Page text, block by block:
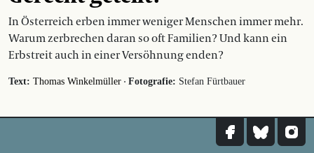
In Österreich erben immer weniger Menschen immer mehr.
Warum zerbrechen daran so oft Familien? Und kann ein
Erbstreit auch in einer Versöhnung enden?
Text: Thomas Winkelmüller · Fotografie: Stefan Fürtbauer